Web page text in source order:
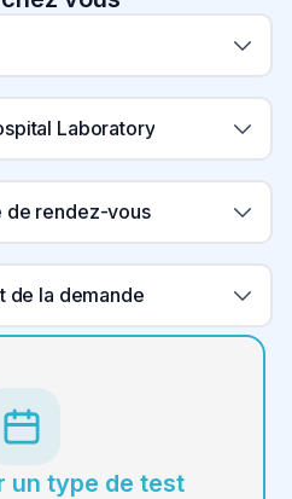
Laboratory
de rendez-vous
de la demande
un type de test